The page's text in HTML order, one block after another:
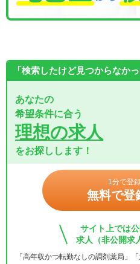
「検索したけど見つからなかっ
あなたの
希望条件に合う
理想の求人
をお探しします！
1分で登
無料で登
サイト上では
求人（非公開求
「高年収かつ転勤なしの調剤薬局」